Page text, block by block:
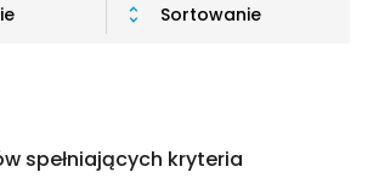
Sortowanie
spełniających kryteria